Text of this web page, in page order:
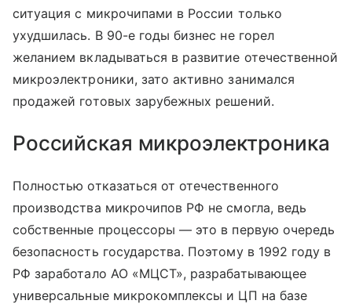
ситуация с микрочипами в России только
ухудшилась. В 90-е годы бизнес не горел
желанием вкладываться в развитие отечественной
микроэлектроники, зато активно занимался
продажей готовых зарубежных решений.
Российская микроэлектроника
Полностью отказаться от отечественного
производства микрочипов РФ не смогла, ведь
собственные процессоры — это в первую очередь
безопасность государства. Поэтому в 1992 году в
РФ заработало АО «МЦСТ», разрабатывающее
универсальные микрокомплексы и ЦП на базе